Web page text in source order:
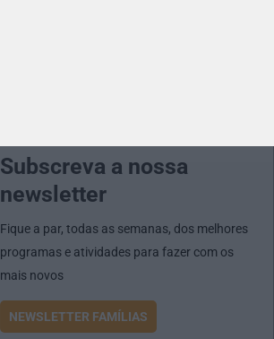
Subscreva a nossa
newsletter
Fique a par, todas as semanas, dos melhores
programas e atividades para fazer com os
mais novos
NEWSLETTER FAMÍLIAS